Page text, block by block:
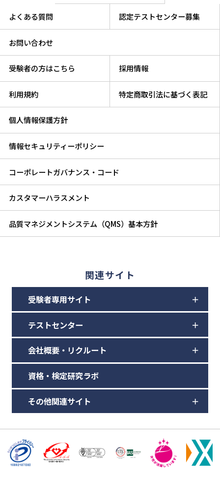
よくある質問 認定テストセンター募集
お問い合わせ
受験者の方はこちら 採用情報
利用規約 特定商取引法に基づく表記
個人情報保護方針
情報セキュリティーポリシー
コーポレートガバナンス・コード
カスタマーハラスメント
品質マネジメントシステム（QMS）基本方針
関連サイト
受験者専用サイト
テストセンター
会社概要・リクルート
資格・検定研究ラボ
その他関連サイト